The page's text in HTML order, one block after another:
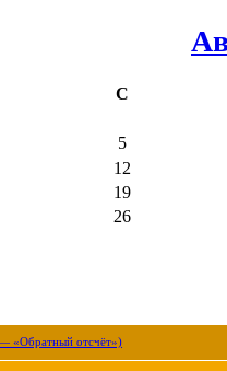
С
5
12
19
26
«Обратный отсчёт»)